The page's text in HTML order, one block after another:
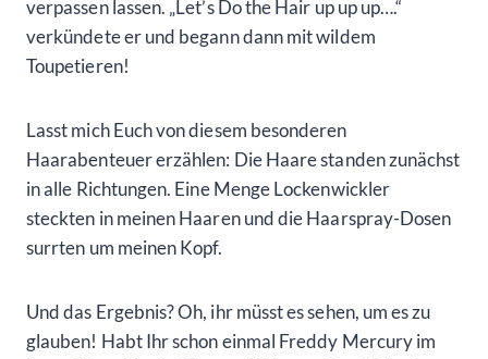
glauben! Habt Ihr schon einmal Freddy Mercury im
legendären Musikvideo zu „I Want to Break Free“
gesehen? Nun, ich finde, ich sehe ihm durchaus ähnlich.
So, baby, can’t you see I’ve got to break free!